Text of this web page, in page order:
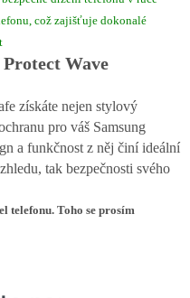
což zajišťuje dokonalé
Wave
získáte nejen stylový
pro váš Samsung
a funkčnost z něj činí ideální
tak bezpečnosti svého
telefonu. Toho se prosím